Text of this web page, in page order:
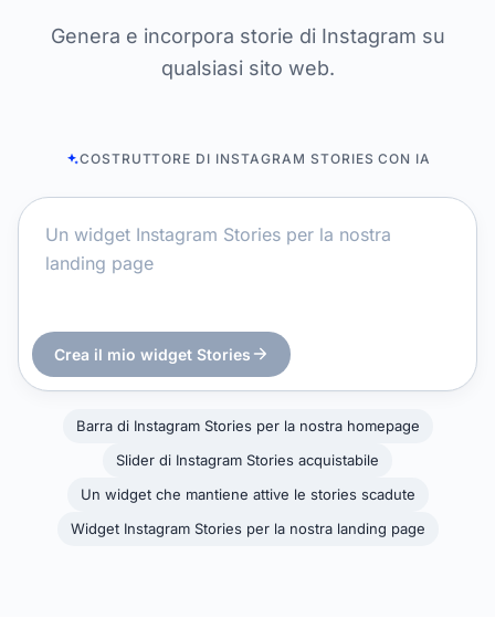
Genera e incorpora storie di Instagram su
qualsiasi sito web.
COSTRUTTORE DI INSTAGRAM STORIES CON IA
Crea il mio widget Stories
Barra di Instagram Stories per la nostra homepage
Slider di Instagram Stories acquistabile
Un widget che mantiene attive le stories scadute
Widget Instagram Stories per la nostra landing page